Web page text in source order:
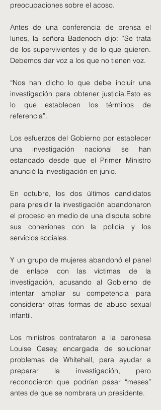
preocupaciones sobre el acoso.
Antes de una conferencia de prensa el
lunes, la señora Badenoch dijo: "Se trata
de los supervivientes y de lo que quieren.
Debemos dar voz a los que no tienen voz.
“Nos han dicho lo que debe incluir una
investigación para obtener justicia.Esto es
lo que establecen los términos de
referencia”.
Los esfuerzos del Gobierno por establecer
una investigación nacional se han
estancado desde que el Primer Ministro
anunció la investigación en junio.
En octubre, los dos últimos candidatos
para presidir la investigación abandonaron
el proceso en medio de una disputa sobre
sus conexiones con la policía y los
servicios sociales.
Y un grupo de mujeres abandonó el panel
de enlace con las víctimas de la
investigación, acusando al Gobierno de
intentar ampliar su competencia para
considerar otras formas de abuso sexual
infantil.
Los ministros contrataron a la baronesa
Louise Casey, encargada de solucionar
problemas de Whitehall, para ayudar a
preparar la investigación, pero
reconocieron que podrían pasar “meses”
antes de que se nombrara un presidente.